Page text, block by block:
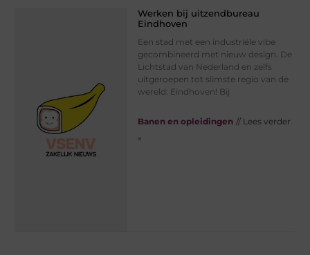
Werken bij uitzendbureau
Eindhoven
Een stad met een industriële vibe
gecombineerd met nieuw design. De
Lichtstad van Nederland en zelfs
uitgeroepen tot slimste regio van de
wereld: Eindhoven! Bij
Banen en opleidingen // Lees verder
»